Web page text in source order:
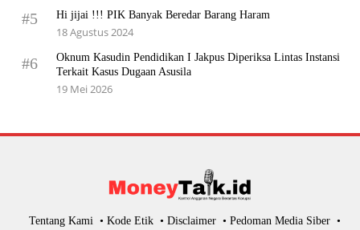
#5 Hi jijai !!! PIK Banyak Beredar Barang Haram
18 Agustus 2024
#6
Oknum Kasudin Pendidikan I Jakpus Diperiksa Lintas Instansi
Terkait Kasus Dugaan Asusila
19 Mei 2026
Tentang Kami Kode Etik Disclaimer Pedoman Media Siber